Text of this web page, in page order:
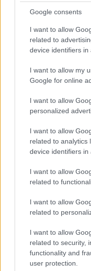
Google consents
I want to allow
related to
device identifiers in
I want to allow my
Google for online
I want to allow
personalized
I want to allow
related to analytics
device identifiers in
I want to allow
related to
I want to allow
related to
I want to allow
related to security,
functionality and
user protection.
Παράδειγμα 3ο: Στη
Μαθηματικοί θέλουν
ΠΥΣΔΕ θα κρίνει ως
έχει τα περισσότερα
Το ΠΥΣΔΕ αφού
προκειμένου να
υπεράριθμων
αναγράφεται η
κριθούν ως
Ομάδες σχολείων Δ.Ε.
1η Ομάδα
Σχολεία Καλλιθέας,
Φαλήρου
2η Ομάδα
Σχολεία Αγ.
Ελληνικού, Γλυφάδας